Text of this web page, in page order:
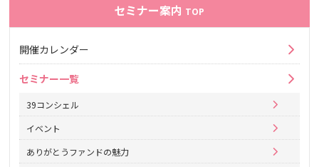
セミナー案内 TOP
開催カレンダー
セミナー一覧
39コンシェル
イベント
ありがとうファンドの魅力